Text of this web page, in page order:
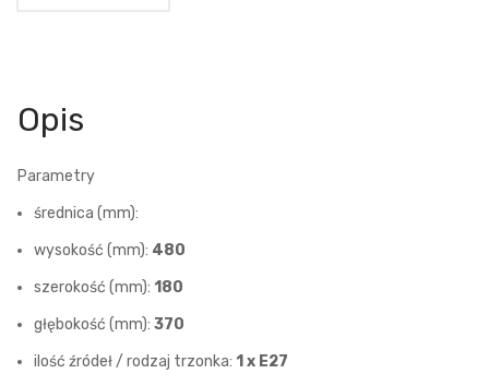
Opis
Parametry
średnica (mm):
wysokość (mm): 480
szerokość (mm): 180
głębokość (mm): 370
ilość źródeł / rodzaj trzonka: 1 x E27